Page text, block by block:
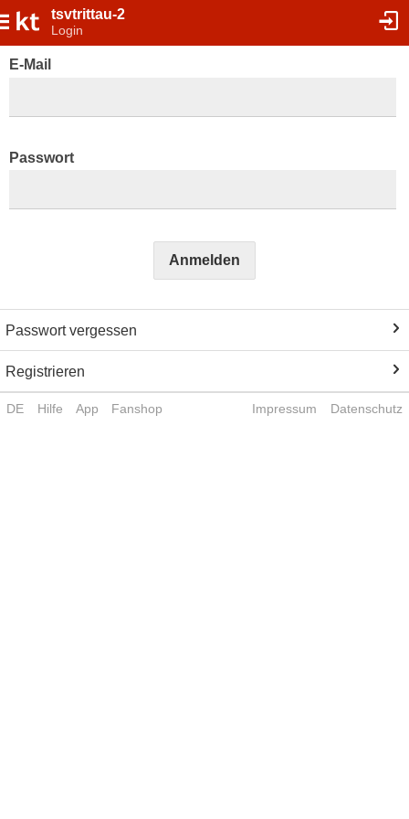
tsvtrittau-2
Login
E-Mail
Passwort
Anmelden
Passwort vergessen
Registrieren
DE Hilfe App Fanshop Impressum Datenschutz